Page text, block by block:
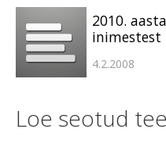
2010.
inimestest
4.2.2008
Loe seotud